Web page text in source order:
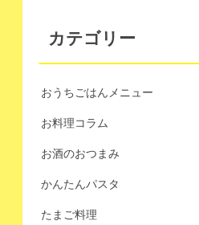
カテゴリー
おうちごはんメニュー
お料理コラム
お酒のおつまみ
かんたんパスタ
たまご料理